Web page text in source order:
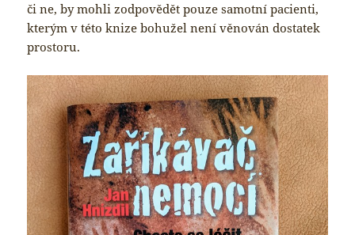
či ne, by mohli zodpovědět pouze samotní pacienti,
kterým v této knize bohužel není věnován dostatek
prostoru.